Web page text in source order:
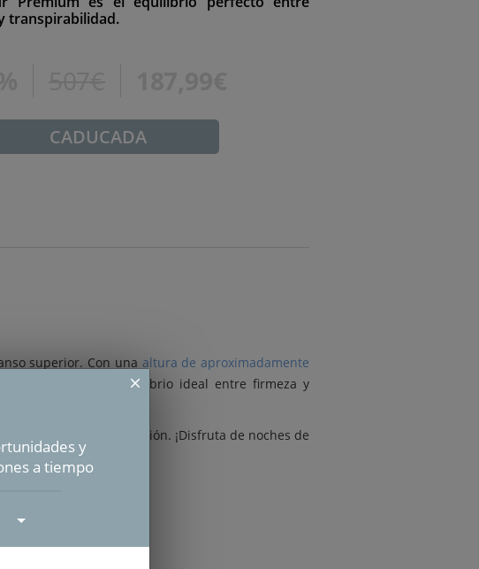
transpirabilidad.
CADUCADA
superior. Con una altura de aproximadamente
, proporciona el equilibrio ideal entre firmeza y
es tu mejor elección. ¡Disfruta de noches de
close
y
a tiempo